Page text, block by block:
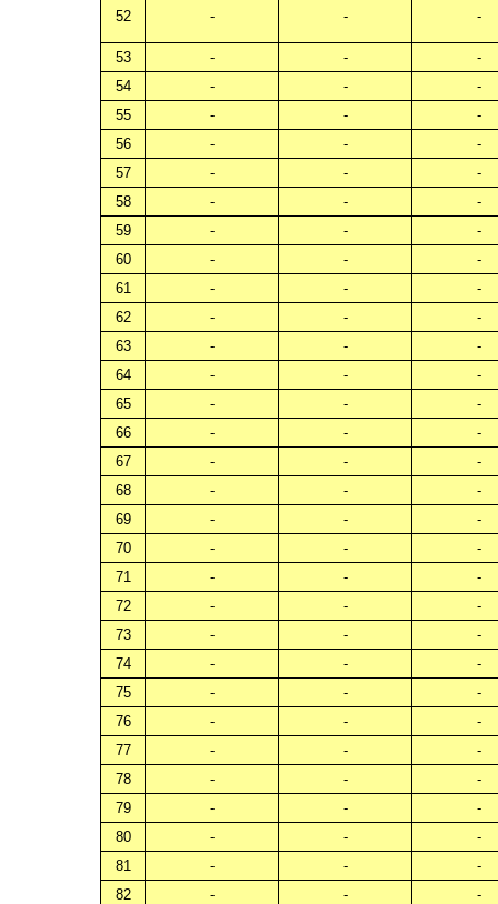
52 - - -
53 - -
-
54
- -
-
55
- -
-
56
- -
-
57
- -
-
58
- -
-
59
- -
-
60
- -
-
61
- -
-
62
- -
-
63
- -
-
64
- -
-
65
- -
-
66
- -
-
67
- -
-
68
- -
-
69
- -
-
70
- -
-
71
- -
-
72
- -
-
73
- -
-
74
- -
-
75
- -
-
76
- -
-
77
- -
-
78
- -
-
79
- -
-
80
- -
-
81
- -
-
82
- -
-